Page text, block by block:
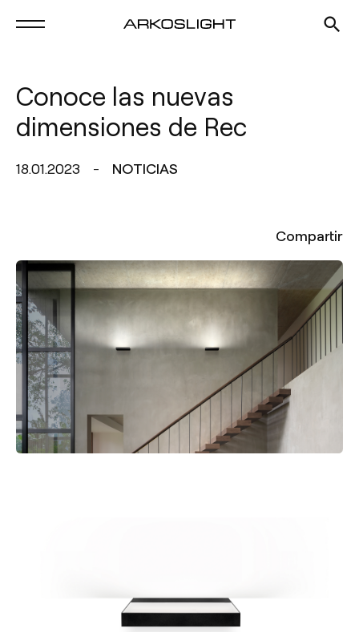
Conoce las nuevas
dimensiones de Rec
18.01.2023 NOTICIAS
Compartir